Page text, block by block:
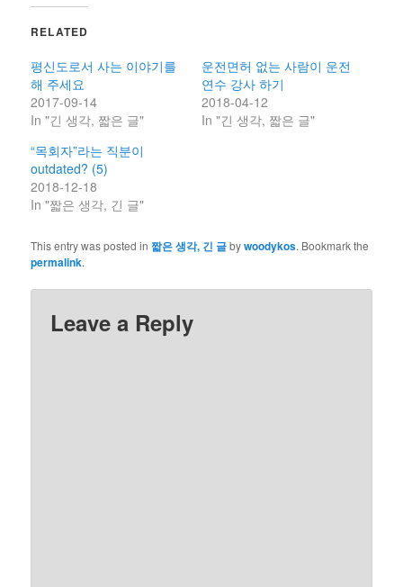
RELATED
평신도로서 사는 이야기를
해 주세요
2017-09-14
In "긴 생각, 짧은 글"
운전면허 없는 사람이 운전
연수 강사 하기
2018-04-12
In "긴 생각, 짧은 글"
“목회자”라는 직분이
outdated? (5)
2018-12-18
In "짧은 생각, 긴 글"
This entry was posted in짧은 생각, 긴 글bywoodykos. Bookmark the
permalink.
Leave a Reply